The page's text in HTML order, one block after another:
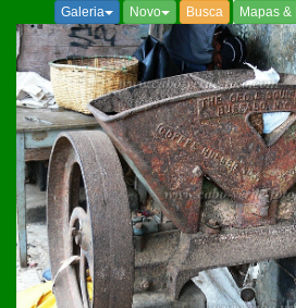
Galeria Novo Busca Mapas &